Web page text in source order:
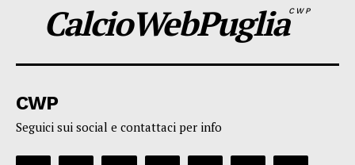
CalcioWebPugliaCWP
CWP
Seguici sui social e contattaci per info